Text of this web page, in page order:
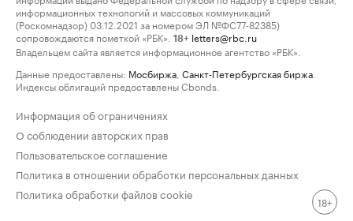
информационных технологий и массовых коммуникаций
(Роскомнадзор) 03.12.2021 за номером ЭЛ №ФС77-82385)
сопровождаются пометкой «РБК».
18+ letters@rbc.ru
Владельцем сайта является информационное агентство «РБК».
Данные предоставлены: Мосбиржа Санкт-Петербургская биржа
Индексы облигаций предоставлены Cbonds.
Информация об ограничениях
О соблюдении авторских прав
Пользовательское соглашение
Политика в отношении обработки персональных данных
Политика обработки файлов cookie
18+